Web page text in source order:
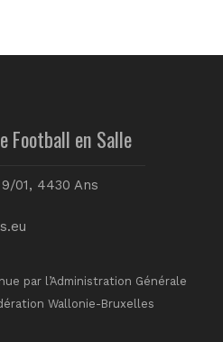
Football en Salle
01, 4430 Ans
par l’Administration Générale
Wallonie-Bruxelles